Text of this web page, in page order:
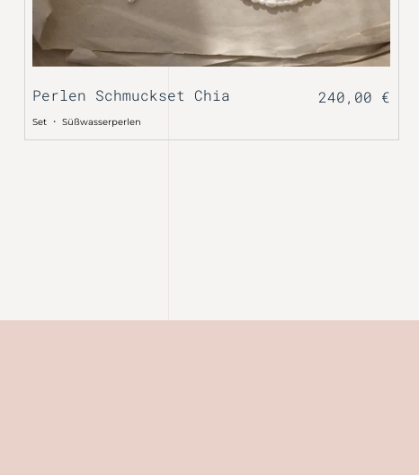
Perlen Schmuckset Chia 240,00 €
Set ・Süßwasserperlen